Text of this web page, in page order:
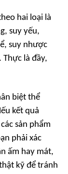
hai loại là
suy yếu,
suy nhược
là đầy,
biệt thể
kết quả
sản phẩm
phải xác
ấm hay mát,
kỹ để tránh